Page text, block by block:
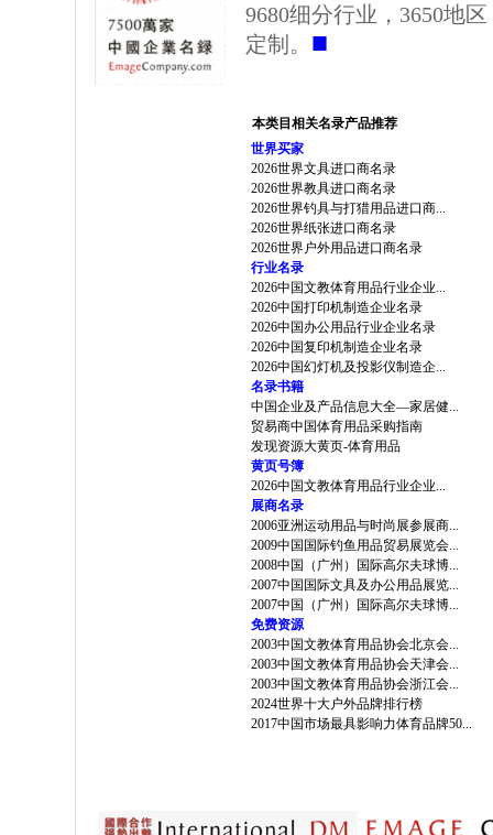
9680细分行业，3650地
定制。 ■
本类目相关名录产品推荐
世界买家
2026世界文具进口商名录
2026世界教具进口商名录
2026世界钓具与打猎用品进口商...
2026世界纸张进口商名录
2026世界户外用品进口商名录
行业名录
2026中国文教体育用品行业企业...
2026中国打印机制造企业名录
2026中国办公用品行业企业名录
2026中国复印机制造企业名录
2026中国幻灯机及投影仪制造企...
名录书籍
中国企业及产品信息大全—家居健...
贸易商中国体育用品采购指南
发现资源大黄页-体育用品
黄页号簿
2026中国文教体育用品行业企业...
展商名录
2006亚洲运动用品与时尚展参展商...
2009中国国际钓鱼用品贸易展览会...
2008中国（广州）国际高尔夫球博...
2007中国国际文具及办公用品展览...
2007中国（广州）国际高尔夫球博...
免费资源
2003中国文教体育用品协会北京会...
2003中国文教体育用品协会天津会...
2003中国文教体育用品协会浙江会...
2024世界十大户外品牌排行榜
2017中国市场最具影响力体育品牌50...